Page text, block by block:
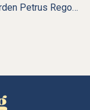
Twee borden Petrus Regout Cerès